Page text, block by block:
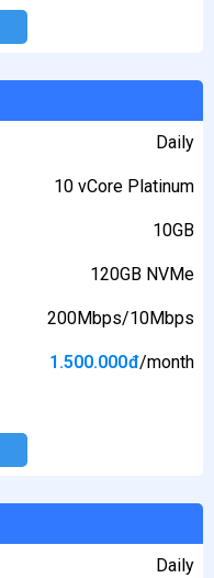
Daily
10 vCore Platinum
10GB
120GB NVMe
200Mbps/10Mbps
1.500.000đ/month
Daily